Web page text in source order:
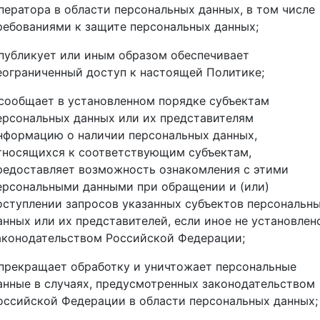
в области персональных данных, в том числе
к защите персональных данных;
или иным образом обеспечивает
доступ к настоящей Политике;
в установленном порядке субъектам
данных или их представителям
о наличии персональных данных,
к соответствующим субъектам,
возможность ознакомления с этими
данными при обращении и (или)
запросов указанных субъектов
или их представителей, если иное не
Российской Федерации;
обработку и уничтожает персональные
в случаях, предусмотренных законодательством
Федерации в области персональных данных;